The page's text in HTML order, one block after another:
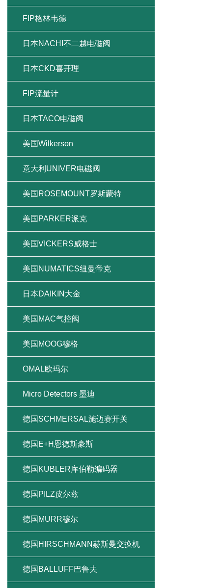
FIP格林韦德
日本NACHI不二越电磁阀
日本CKD喜开理
FIP流量计
日本TACO电磁阀
美国Wilkerson
意大利UNIVER电磁阀
美国ROSEMOUNT罗斯蒙特
美国PARKER派克
美国VICKERS威格士
美国NUMATICS纽曼帝克
日本DAIKIN大金
美国MAC气控阀
美国MOOG穆格
OMAL欧玛尔
Micro Detectors 墨迪
德国SCHMERSAL施迈赛开关
德国E+H恩德斯豪斯
德国KUBLER库伯勒编码器
德国PILZ皮尔兹
德国MURR穆尔
德国HIRSCHMANN赫斯曼交换机
德国BALLUFF巴鲁夫